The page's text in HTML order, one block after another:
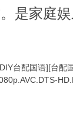
是家庭
台配国语][台